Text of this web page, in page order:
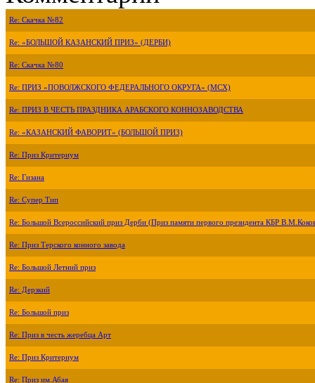
Re: Скачка №82
Re: «БОЛЬШОЙ КАЗАНСКИЙ ПРИЗ» (ДЕРБИ)
Re: Скачка №80
Re: ПРИЗ «ПОВОЛЖСКОГО ФЕДЕРАЛЬНОГО ОКРУГА» (МСХ)
Re: ПРИЗ В ЧЕСТЬ ПРАЗДНИКА АРАБСКОГО КОННОЗАВОДСТВА
Re: «КАЗАНСКИЙ ФАВОРИТ» (БОЛЬШОЙ ПРИЗ)
Re: Приз Критериум
Re: Гизана
Re: Супер Тип
Re: Большой Всероссийский приз Дерби (Приз памяти первого президента КБР
Re: Приз Терского конного завода
Re: Большой Летний приз
Re: Дерзкий
Re: Большой приз
Re: Приз в честь жеребца Арт
Re: Приз Критериум
Re: Приз им.Абая